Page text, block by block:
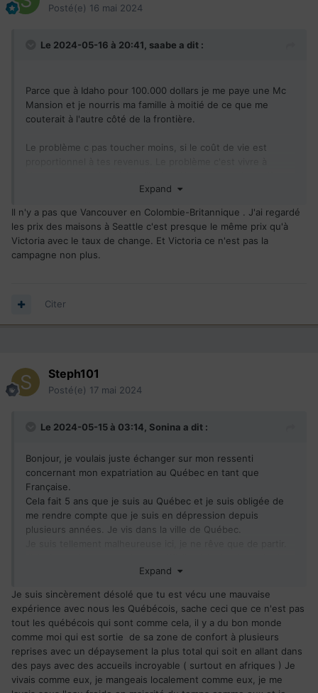
Posté(e) 16 mai 2024
Le 2024-05-16 à 20:41, saabe a dit :
Parce que à Idaho pour 100.000 dollars je me paye une Mc
Mansion et je nourris ma famille à moitié de ce que me
couterait à l'autre côté de la frontière.
Le problème c pas toucher moins, si le coût de vie est
traverser la frontière (en supposant que tu vis à Vancouver)
cher.
Expand
Il n'y a pas que Vancouver en Colombie-Britannique . J'ai regardé
les prix des maisons à Seattle c'est presque le même prix qu'à
Victoria avec le taux de change. Et Victoria ce n'est pas la
campagne non plus.
Citer
Steph101
Posté(e) 17 mai 2024
Le 2024-05-15 à 03:14, Sonina a dit :
Bonjour, je voulais juste échanger sur mon ressenti
concernant mon expatriation au Québec en tant que
Française.
Cela fait 5 ans que je suis au Québec et je suis obligée de
me rendre compte que je suis en dépression depuis
plusieurs années. Je vis dans la ville de Québec.
m'intégrer vraiment, mais les Québécois sont tellement
d'apparence, mais elles sont très racistes et xénophobes.
Je me suis totalement fermée à force de subir leur
comportement et leur grande indifférence.
J'ai subi du harcèlement moral au travail, ils n'ont aucune
empathie.
J'ai beaucoup voyagé et je n'ai jamais rencontré des
personnes aussi fermées et amères que les Québécois.
Expand
Je suis sincèrement désolé que tu est vécu une mauvaise
expérience avec nous les Québécois, sache ceci que ce n'est pas
tout les québécois qui sont comme cela, il y a du bon monde
comme moi qui est sortie de sa zone de confort à plusieurs
reprises avec un dépaysement la plus total qui soit en allant dans
des pays avec des accueils incroyable ( surtout en afriques ) Je
vivais comme eux, je mangeais localement comme eux, je me